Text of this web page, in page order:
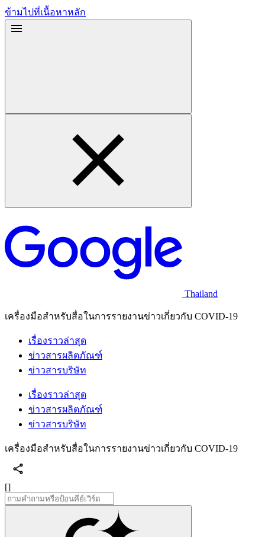
ข้ามไปที่เนื้อหาหลัก
Thailand
เครื่องมือสำหรับสื่อในการรายงานข่าวเกี่ยวกับ COVID-19
เรื่องราวล่าสุด
ข่าวสารผลิตภัณฑ์
ข่าวสารบริษัท
เรื่องราวล่าสุด
ข่าวสารผลิตภัณฑ์
ข่าวสารบริษัท
เครื่องมือสำหรับสื่อในการรายงานข่าวเกี่ยวกับ COVID-19
[]